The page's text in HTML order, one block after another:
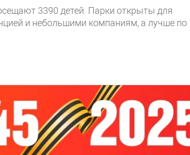
3390 детей. Парки открыты для
и небольшими компаниям, а лучше по